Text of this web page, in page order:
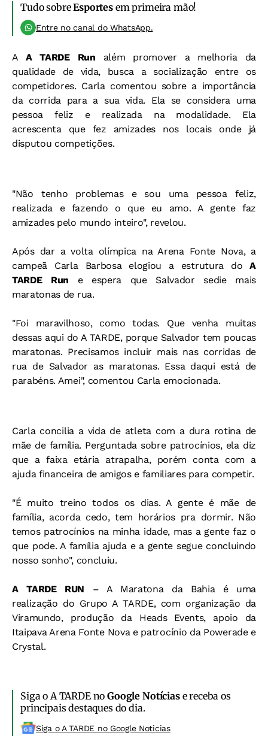
Tudo sobreEsportesem primeira mão!
Entre no canal do WhatsApp.
A A TARDE Run além promover a melhoria da
qualidade de vida, busca a socialização entre os
competidores. Carla comentou sobre a importância
da corrida para a sua vida. Ela se considera uma
pessoa feliz e realizada na modalidade. Ela
acrescenta que fez amizades nos locais onde já
disputou competições.
"Não tenho problemas e sou uma pessoa feliz,
realizada e fazendo o que eu amo. A gente faz
amizades pelo mundo inteiro", revelou.
Após dar a volta olímpica na Arena Fonte Nova, a
campeã Carla Barbosa elogiou a estrutura doA
TARDE Run e espera que Salvador sedie mais
maratonas de rua.
"Foi maravilhoso, como todas. Que venha muitas
dessas aqui do A TARDE, porque Salvador tem poucas
maratonas. Precisamos incluir mais nas corridas de
rua de Salvador as maratonas. Essa daqui está de
parabéns. Amei", comentou Carla emocionada.
Carla concilia a vida de atleta com a dura rotina de
mãe de família. Perguntada sobre patrocínios, ela diz
que a faixa etária atrapalha, porém conta com a
ajuda financeira de amigos e familiares para competir.
"É muito treino todos os dias. A gente é mãe de
família, acorda cedo, tem horários pra dormir. Não
temos patrocínios na minha idade, mas a gente faz o
que pode. A família ajuda e a gente segue concluindo
nosso sonho", concluiu.
A TARDE RUN – A Maratona da Bahia é uma
realização do Grupo A TARDE, com organização da
Viramundo, produção da Heads Events, apoio da
Itaipava Arena Fonte Nova e patrocínio da Powerade e
Crystal.
Siga o A TARDE noGoogle Notíciase receba os
principais destaques do dia.
Siga o A TARDE no Google Noticias